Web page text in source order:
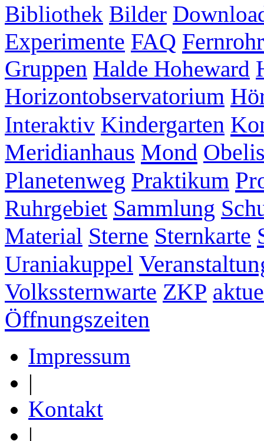
Bibliothek Bilder
Experimente FAQ Fernrohr
Gruppen Halde Hoheward
Horizontobservatorium
Interaktiv Kindergarten
Meridianhaus Mond
Planetenweg Praktikum
Ruhrgebiet Sammlung
Material Sterne Sternkarte
Uraniakuppel
Volkssternwarte ZKP
Öffnungszeiten
Impressum
|
Kontakt
|